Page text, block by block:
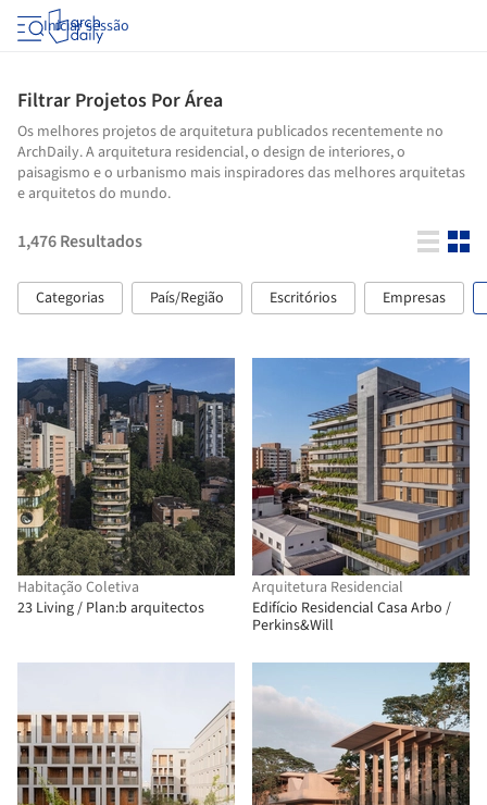
Iniciar sessão
Filtrar Projetos Por Área
Os melhores projetos de arquitetura publicados recentemente no
ArchDaily. A arquitetura residencial, o design de interiores, o
paisagismo e o urbanismo mais inspiradores das melhores arquitetas
e arquitetos do mundo.
1,476Resultados
Categorias País/Região Escritórios Empresas
Habitação Coletiva
23 Living / Plan:b arquitectos
Arquitetura Residencial
Edifício Residencial Casa Arbo /
Perkins&Will